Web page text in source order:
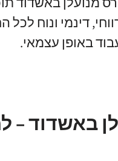
,דינמי ונוח לכל
באופן עצמאי.
באשדוד –